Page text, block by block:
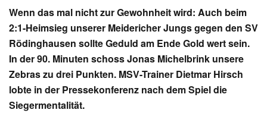
Wenn das mal nicht zur Gewohnheit wird: Auch beim
2:1-Heimsieg unserer Meidericher Jungs gegen den SV
Rödinghausen sollte Geduld am Ende Gold wert sein.
In der 90. Minuten schoss Jonas Michelbrink unsere
Zebras zu drei Punkten. MSV-Trainer Dietmar Hirsch
lobte in der Pressekonferenz nach dem Spiel die
Siegermentalität.